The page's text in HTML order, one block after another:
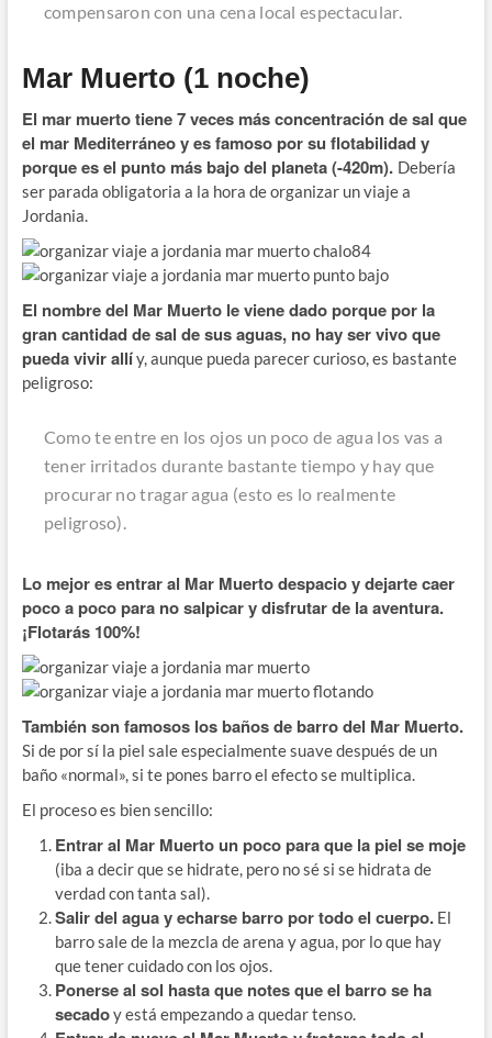
compensaron con una cena local espectacular.
Mar Muerto (1 noche)
El mar muerto tiene 7 veces más concentración de sal que
el mar Mediterráneo y es famoso por su flotabilidad y
porque es el punto más bajo del planeta (-420m). Debería
ser parada obligatoria a la hora de organizar un viaje a
Jordania.
El nombre del Mar Muerto le viene dado porque por la
gran cantidad de sal de sus aguas, no hay ser vivo que
pueda vivir allíy, aunque pueda parecer curioso, es bastante
peligroso:
Como te entre en los ojos un poco de agua los vas a
tener irritados durante bastante tiempo y hay que
procurar no tragar agua (esto es lo realmente
peligroso).
Lo mejor es entrar al Mar Muerto despacio y dejarte caer
poco a poco para no salpicar y disfrutar de la aventura.
¡Flotarás 100%!
También son famosos los baños de barro del Mar Muerto.
Si de por sí la piel sale especialmente suave después de un
baño «normal», si te pones barro el efecto se multiplica.
El proceso es bien sencillo:
Entrar al Mar Muerto un poco para que la piel se moje
(iba a decir que se hidrate, pero no sé si se hidrata de
verdad con tanta sal).
Salir del agua y echarse barro por todo el cuerpo.El
barro sale de la mezcla de arena y agua, por lo que hay
que tener cuidado con los ojos.
Ponerse al sol hasta que notes que el barro se ha
secadoy está empezando a quedar tenso.